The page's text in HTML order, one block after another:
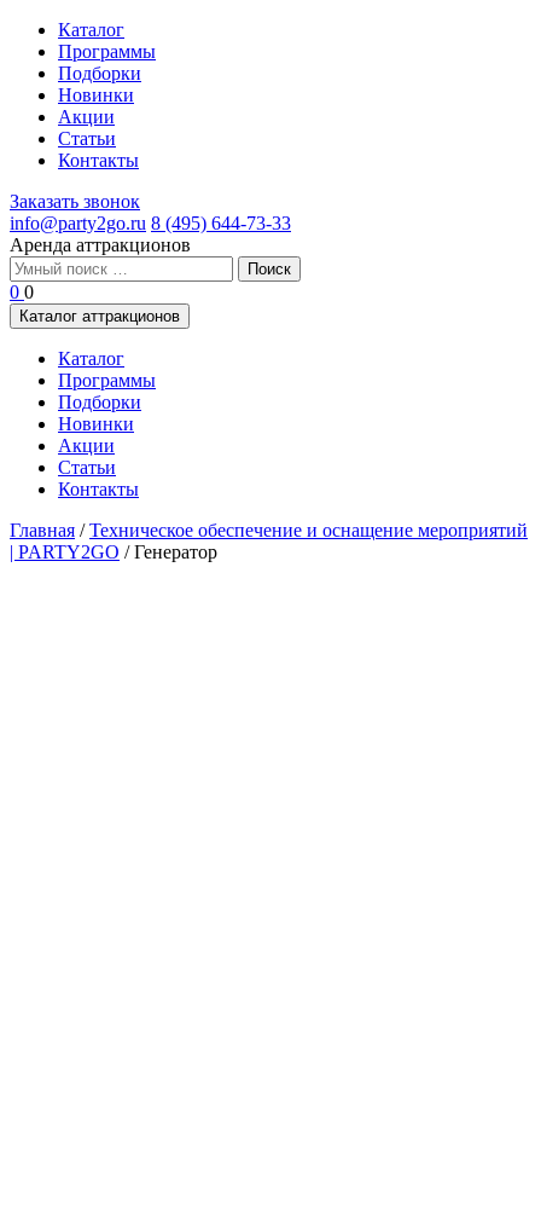
Каталог
Программы
Подборки
Новинки
Акции
Статьи
Контакты
Заказать звонок
info@party2go.ru 8 (495) 644-73-33
Аренда аттракционов
Найти:
0 0
Каталог аттракционов
Каталог
Программы
Подборки
Новинки
Акции
Статьи
Контакты
Главная /Техническое обеспечение и оснащение мероприятий
| PARTY2GO /Генератор